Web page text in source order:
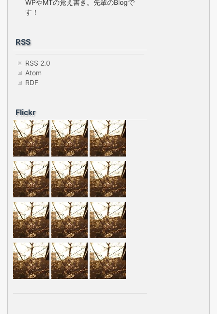
WPやMTの覚え書き。先輩のBlogで
す！
RSS
RSS 2.0
Atom
RDF
Flickr